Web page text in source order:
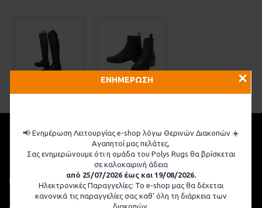
ΕΝΗΜΕΡΩΣΗ
📢 Ενημέρωση Λειτουργίας e-shop λόγω Θερινών Διακοπών ☀️
Αγαπητοί μας πελάτες,
Σας ενημερώνουμε ότι η ομάδα του Polys Rugs θα βρίσκεται
σε καλοκαιρινή άδεια
από 25/07/2026 έως και 19/08/2026.
Ηλεκτρονικές Παραγγελίες: Το e-shop μας θα δέχεται
κανονικά τις παραγγελίες σας καθ' όλη τη διάρκεια των
διακοπών.
×
Μπότες (19) Μποτάκια (7)
ΙΣΤΟΡΙΚΌ